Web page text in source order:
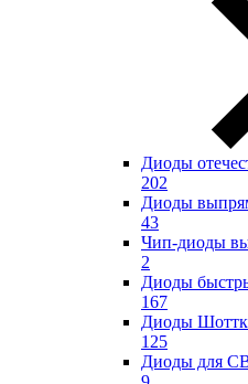
Диоды
202
Диоды
43
Чип-диоды
2
Диоды
167
Диоды
125
Диоды для